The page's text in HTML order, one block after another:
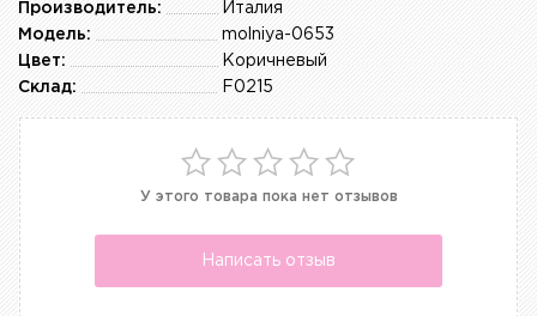
Италия
Производитель:
molniya-0653
Модель:
Коричневый
Цвет:
F0215
Склад:
У этого товара пока нет отзывов
Написать отзыв